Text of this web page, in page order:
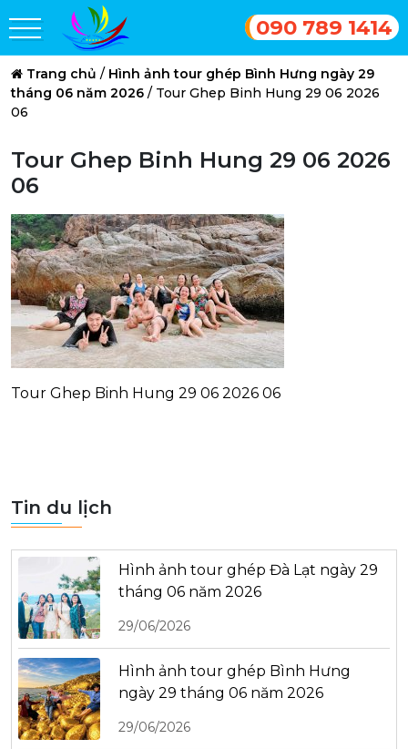
090 789 1414
Trang chủ / Hình ảnh tour ghép Bình Hưng ngày 29
tháng 06 năm 2026 / Tour Ghep Binh Hung 29 06 2026
06
Tour Ghep Binh Hung 29 06 2026
06
Tour Ghep Binh Hung 29 06 2026 06
Tin du lịch
Hình ảnh tour ghép Đà Lạt ngày 29
tháng 06 năm 2026
29/06/2026
Hình ảnh tour ghép Bình Hưng
ngày 29 tháng 06 năm 2026
29/06/2026